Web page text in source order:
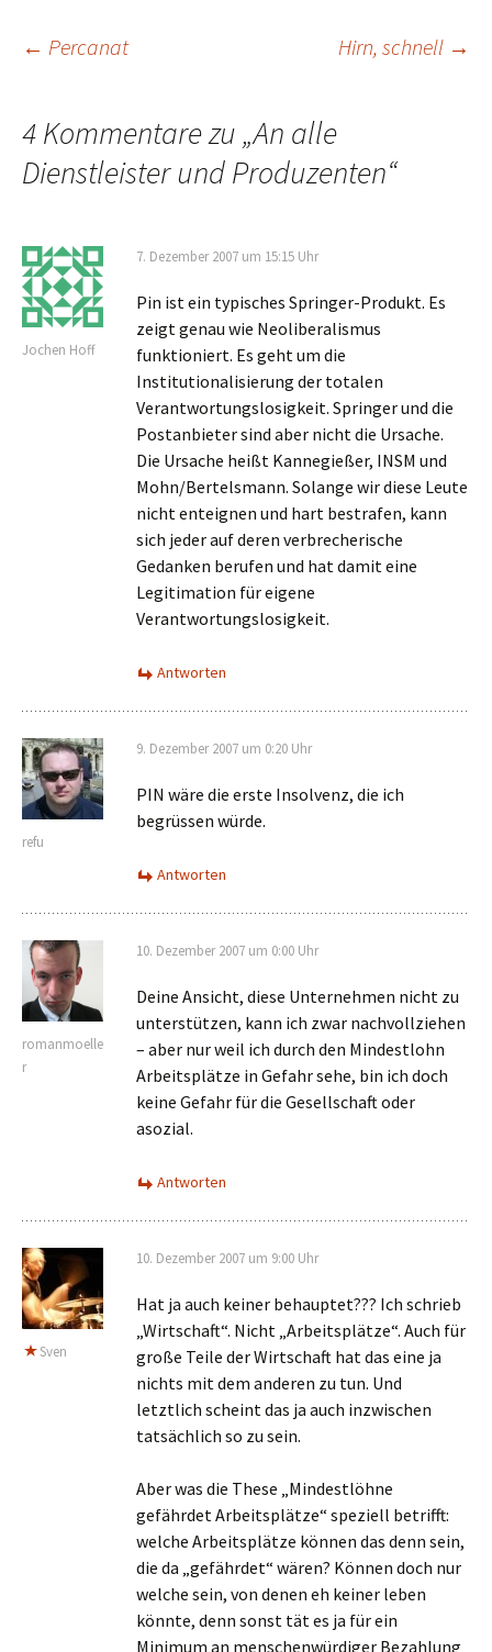
Beitragsnavigation
← Percanat Hirn, schnell →
4 Kommentare zu „An alle
Dienstleister und Produzenten“
Jochen Hoff
7. Dezember 2007 um 15:15 Uhr
Pin ist ein typisches Springer-Produkt. Es
zeigt genau wie Neoliberalismus
funktioniert. Es geht um die
Institutionalisierung der totalen
Verantwortungslosigkeit. Springer und die
Postanbieter sind aber nicht die Ursache.
Die Ursache heißt Kannegießer, INSM und
Mohn/Bertelsmann. Solange wir diese Leute
nicht enteignen und hart bestrafen, kann
sich jeder auf deren verbrecherische
Gedanken berufen und hat damit eine
Legitimation für eigene
Verantwortungslosigkeit.
Antworten
refu
9. Dezember 2007 um 0:20 Uhr
PIN wäre die erste Insolvenz, die ich
begrüssen würde.
Antworten
romanmoelle
r
10. Dezember 2007 um 0:00 Uhr
Deine Ansicht, diese Unternehmen nicht zu
unterstützen, kann ich zwar nachvollziehen
– aber nur weil ich durch den Mindestlohn
Arbeitsplätze in Gefahr sehe, bin ich doch
keine Gefahr für die Gesellschaft oder
asozial.
Antworten
Sven
10. Dezember 2007 um 9:00 Uhr
Hat ja auch keiner behauptet??? Ich schrieb
„Wirtschaft“. Nicht „Arbeitsplätze“. Auch für
große Teile der Wirtschaft hat das eine ja
nichts mit dem anderen zu tun. Und
letztlich scheint das ja auch inzwischen
tatsächlich so zu sein.
Aber was die These „Mindestlöhne
gefährdet Arbeitsplätze“ speziell betrifft:
welche Arbeitsplätze können das denn sein,
die da „gefährdet“ wären? Können doch nur
welche sein, von denen eh keiner leben
könnte, denn sonst tät es ja für ein
Minimum an menschenwürdiger Bezahlung